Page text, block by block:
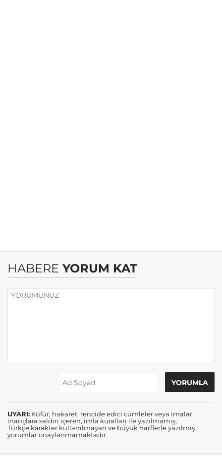
HABERE YORUM KAT
UYARI: Küfür, hakaret, rencide edici cümleler veya imalar,
inançlara saldırı içeren, imla kuralları ile yazılmamış,
Türkçe karakter kullanılmayan ve büyük harflerle yazılmış
yorumlar onaylanmamaktadır.